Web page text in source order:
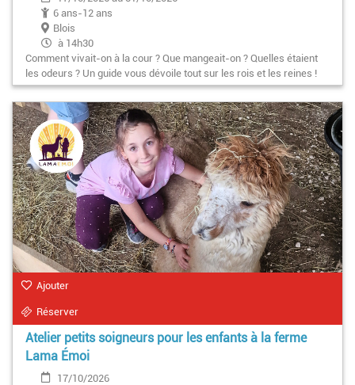
6 ans-12 ans
Blois
à 14h30
Comment vivait-on à la cour ? Que mangeait-on ? Quelles étaient
les odeurs ? Un guide vous dévoile tout sur les rois et les reines !
Ajouter
Réserver
Atelier petits soigneurs pour les enfants à la ferme
Lama Émoi
17/10/2026